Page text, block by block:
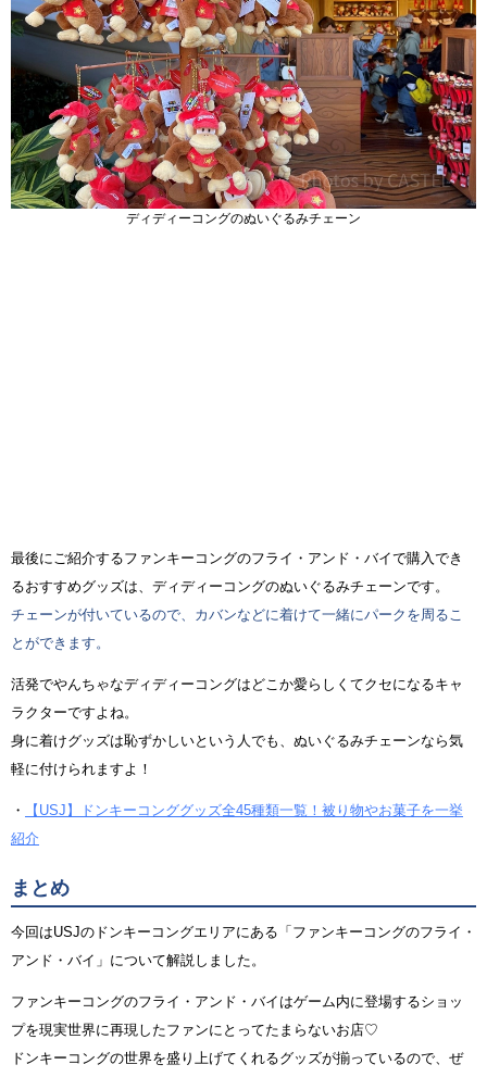
ディディーコングのぬいぐるみチェーン
最後にご紹介するファンキーコングのフライ・アンド・バイで購入でき
るおすすめグッズは、ディディーコングのぬいぐるみチェーンです。
チェーンが付いているので、カバンなどに着けて一緒にパークを周るこ
とができます。
活発でやんちゃなディディーコングはどこか愛らしくてクセになるキャ
ラクターですよね。
身に着けグッズは恥ずかしいという人でも、ぬいぐるみチェーンなら気
軽に付けられますよ！
・
【USJ】ドンキーコンググッズ全45種類一覧！被り物やお菓子を一挙
紹介
まとめ
今回はUSJのドンキーコングエリアにある「ファンキーコングのフライ・
アンド・バイ」について解説しました。
ファンキーコングのフライ・アンド・バイはゲーム内に登場するショッ
プを現実世界に再現したファンにとってたまらないお店♡
ドンキーコングの世界を盛り上げてくれるグッズが揃っているので、ぜ